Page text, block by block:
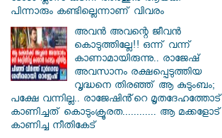
പിന്നാരും കണ്ടില്ലെന്നാണ് വിവരം
അവൻ അവന്റെ ജീവൻ
കൊടുത്തില്ലേ!! ഒന്ന് വന്ന്
കാണാമായിരുന്നു.. രാജേഷ്
അവസാനം രക്ഷപ്പെടുത്തിയ
വൃദ്ധനെ തിരഞ്ഞ് ആ കുടുംബം;
പക്ഷേ വന്നില്ല.. രാജേഷിൻ്റെ മൃതദേഹത്തോട്
കാണിച്ചത് കൊടുംക്രൂരത............ ആ മക്കളോട്
കാണിച്ച നീതികേട്